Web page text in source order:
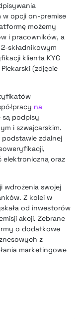
opcji on-premise
możemy
i pracowników, a
składnikowym
klienta KYC
(zdjęcie
na
są podpisy
i szwajcarskim.
zdalnej
elektroniczną oraz
wdrożenia swojej
Z kolei w
od inwestorów
akcji. Zebrane
o dodatkowe
z
marketingowe